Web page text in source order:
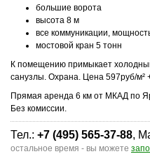
большие ворота
высота 8 м
все коммуникации,
мостовой кран 5 тонн
К помещению примыкает
санузлы. Охрана. Цена 597руб/м²
Прямая аренда 6 км от МКАД по
Без комиссии.
Тел.: +7 (495) 565-37-88,
остальное время - вы можете